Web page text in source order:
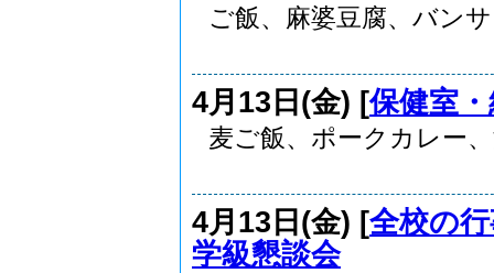
ご飯、麻婆豆腐、バン
4月13日(金) [保健室
麦ご飯、ポークカレー
4月13日(金) [全校の
学級懇談会